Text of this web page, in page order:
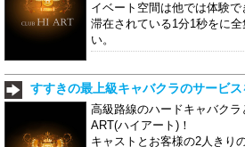
イベート空間は他では体験で
滞在されている1分1秒をに
い。
すすきの最上級キャバクラのサービス
高級路線のハードキャバクラ
ART(ハイアート)！
キャストとお客様の2人きり